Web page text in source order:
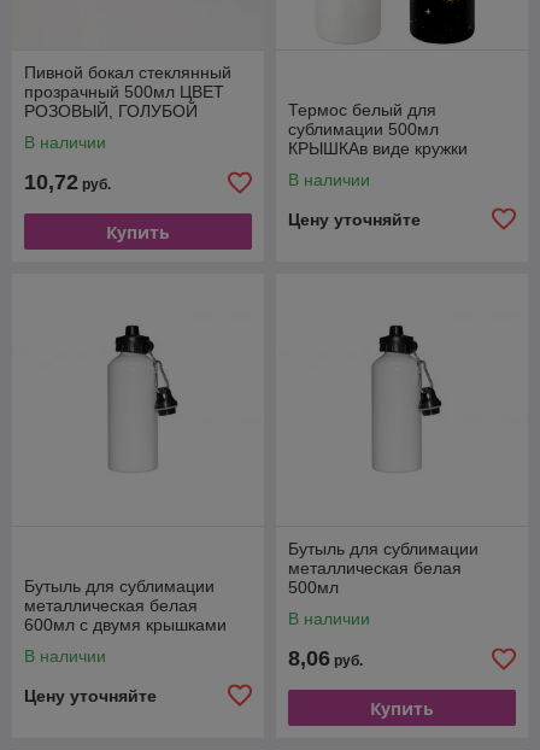
Пивной бокал стеклянный
прозрачный 500мл ЦВЕТ
РОЗОВЫЙ, ГОЛУБОЙ
В наличии
10,72 руб.
Купить
Термос белый для
сублимации 500мл
КРЫШКАв виде кружки
В наличии
Цену уточняйте
Бутыль для сублимации
металлическая белая
600мл с двумя крышками
В наличии
Цену уточняйте
Бутыль для сублимации
металлическая белая
500мл
В наличии
8,06 руб.
Купить